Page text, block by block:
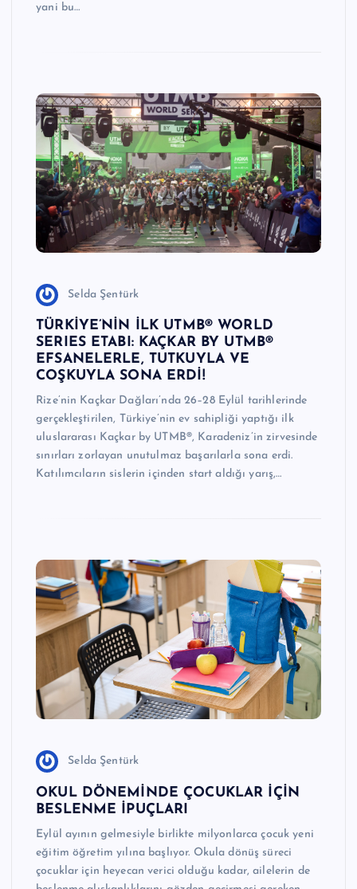
yani bu…
Selda Şentürk
TÜRKİYE’NİN İLK UTMB® WORLD
SERIES ETABI: KAÇKAR BY UTMB®
EFSANELERLE, TUTKUYLA VE
COŞKUYLA SONA ERDİ!
Rize’nin Kaçkar Dağları’nda 26–28 Eylül tarihlerinde
gerçekleştirilen, Türkiye’nin ev sahipliği yaptığı ilk
uluslararası Kaçkar by UTMB®, Karadeniz’in zirvesinde
sınırları zorlayan unutulmaz başarılarla sona erdi.
Katılımcıların sislerin içinden start aldığı yarış,…
Selda Şentürk
OKUL DÖNEMİNDE ÇOCUKLAR İÇİN
BESLENME İPUÇLARI
Eylül ayının gelmesiyle birlikte milyonlarca çocuk yeni
eğitim öğretim yılına başlıyor. Okula dönüş süreci
çocuklar için heyecan verici olduğu kadar, ailelerin de